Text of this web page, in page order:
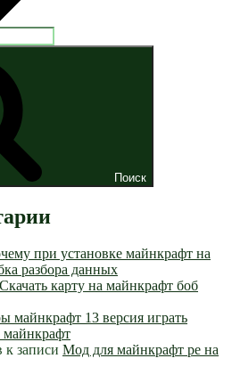
Поиск
при установке майнкрафт на
разбора данных
Скачать карту на майнкрафт боб
майнкрафт 13 версия играть
к записи Мод для майнкрафт pe на